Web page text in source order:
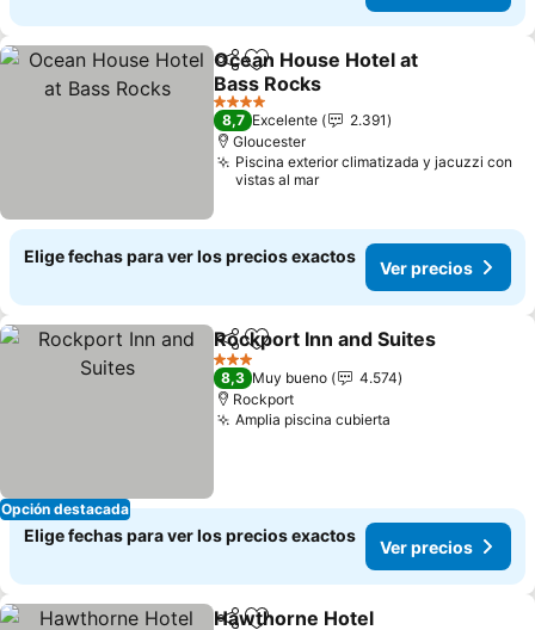
CompartirAgregar a favoritos
Ocean House Hotel at
Bass Rocks
4 Estrellas
8,7 Excelente
2.391
Gloucester
Piscina exterior climatizada y jacuzzi con
vistas al mar
Elige fechas para ver los precios exactos
Ver precios
Opción destacada
CompartirAgregar a favoritos
Rockport Inn and Suites
3 Estrellas
8,3 Muy bueno
4.574
Rockport
Amplia piscina cubierta
Elige fechas para ver los precios exactos
Ver precios
Hawthorne Hotel